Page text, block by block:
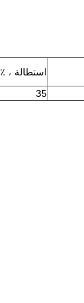
استطالة ، ٪
35